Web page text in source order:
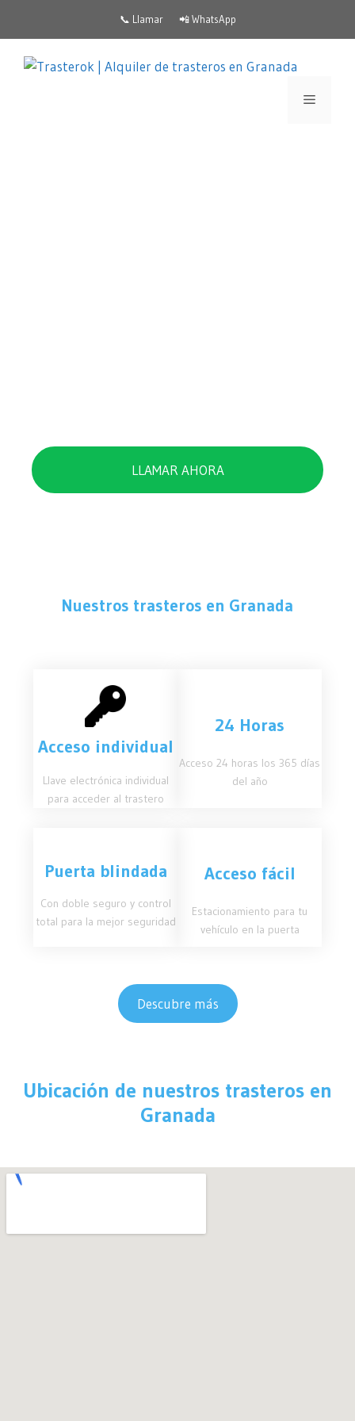
📞 Llamar 📲 WhatsApp
LLAMAR AHORA
Nuestros trasteros en Granada
Acceso individual
Llave electrónica individual
para acceder al trastero
24 Horas
Acceso 24 horas los 365 días
del año
Puerta blindada
Con doble seguro y control
total para la mejor seguridad
Acceso fácil
Estacionamiento para tu
vehículo en la puerta
Descubre más
Ubicación de nuestros trasteros en
Granada